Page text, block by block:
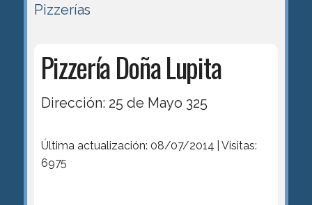
Pizzerías
Pizzería Doña Lupita
Dirección: 25 de Mayo 325
Última actualización: 08/07/2014 | Visitas:
6975